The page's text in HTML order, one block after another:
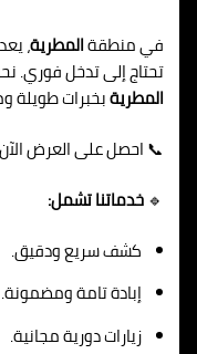
في منطقةالمطرية،
تحتاج إلى تدخل فوري.
المطريةبخبرات طويلة
📞 احصل على العرض
🔹خدماتنا تشمل:
كشف سريع ودقيق.
إبادة تامة ومضمونة.
زيارات دورية مجانية.